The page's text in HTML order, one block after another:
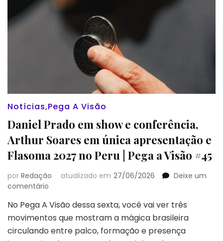
Notícias,Pega A Visão
Daniel Prado em show e conferência,
Arthur Soares em única apresentação e
Flasoma 2027 no Peru | Pega a Visão #45
por Redação atualizado em 27/06/2026
Deixe um
comentário
Prado
em
show
No Pega A Visão dessa sexta, você vai ver três
movimentos que mostram a mágica brasileira
circulando entre palco, formação e presença